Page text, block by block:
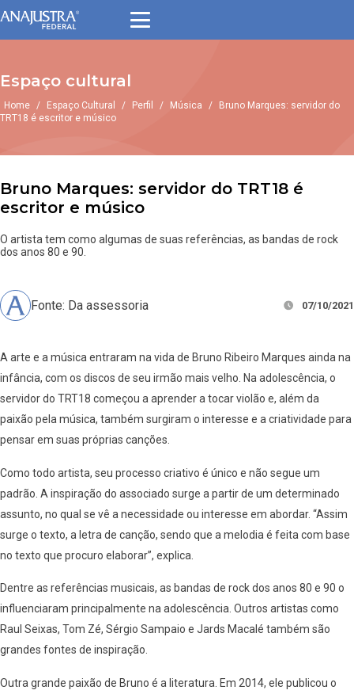
Espaço cultural
Home / Espaço Cultural / Perfil / Música /
Bruno Marques: servidor do
TRT18 é escritor e músico
Bruno Marques: servidor do TRT18 é
escritor e músico
O artista tem como algumas de suas referências, as bandas de rock
dos anos 80 e 90.
Fonte: Da assessoria 07/10/2021
A arte e a música entraram na vida de Bruno Ribeiro Marques ainda na
infância, com os discos de seu irmão mais velho. Na adolescência, o
servidor do TRT18 começou a aprender a tocar violão e, além da
paixão pela música, também surgiram o interesse e a criatividade para
pensar em suas próprias canções.
Como todo artista, seu processo criativo é único e não segue um
padrão. A inspiração do associado surge a partir de um determinado
assunto, no qual se vê a necessidade ou interesse em abordar. “Assim
surge o texto, a letra de canção, sendo que a melodia é feita com base
no texto que procuro elaborar”, explica.
Dentre as referências musicais, as bandas de rock dos anos 80 e 90 o
influenciaram principalmente na adolescência. Outros artistas como
Raul Seixas, Tom Zé, Sérgio Sampaio e Jards Macalé também são
grandes fontes de inspiração.
Outra grande paixão de Bruno é a literatura. Em 2014, ele publicou o